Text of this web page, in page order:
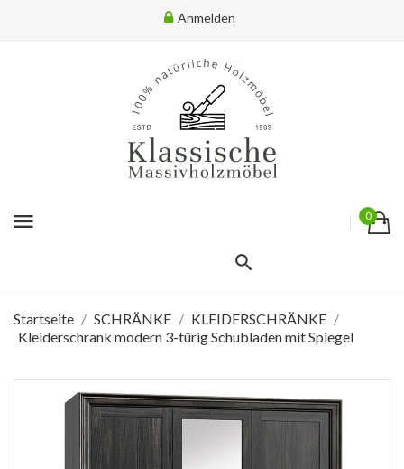
Anmelden
menu 0
Startseite SCHRÄNKE
KLEIDERSCHRÄNKE
Kleiderschrank modern 3-türig Schubladen mit Spiegel